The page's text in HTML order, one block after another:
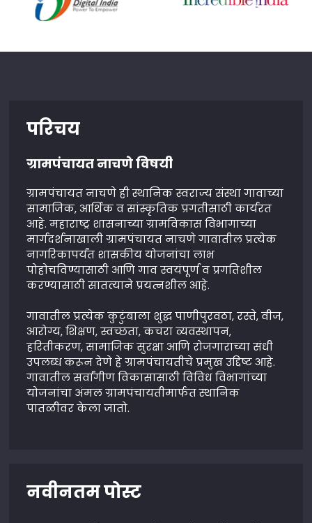
परिचय
ग्रामपंचायत नाचणे विषयी
ग्रामपंचायत नाचणे ही स्थानिक स्वराज्य संस्था गावाच्या
सामाजिक, आर्थिक व सांस्कृतिक प्रगतीसाठी कार्यरत
आहे. महाराष्ट्र शासनाच्या ग्रामविकास विभागाच्या
मार्गदर्शनाखाली ग्रामपंचायत नाचणे गावातील प्रत्येक
नागरिकापर्यंत शासकीय योजनांचा लाभ
पोहोचविण्यासाठी आणि गाव स्वयंपूर्ण व प्रगतिशील
करण्यासाठी सातत्याने प्रयत्नशील आहे.
गावातील प्रत्येक कुटुंबाला शुद्ध पाणीपुरवठा, रस्ते, वीज,
आरोग्य, शिक्षण, स्वच्छता, कचरा व्यवस्थापन,
हरितीकरण, सामाजिक सुरक्षा आणि रोजगाराच्या संधी
उपलब्ध करून देणे हे ग्रामपंचायतीचे प्रमुख उद्दिष्ट आहे.
गावातील सर्वांगीण विकासासाठी विविध विभागांच्या
योजनांचा अंमल ग्रामपंचायतीमार्फत स्थानिक
पातळीवर केला जातो.
नवीनतम पोस्ट